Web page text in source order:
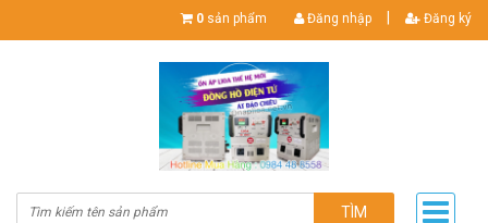
0 sản phẩm Đăng nhập Đăng ký
TÌM